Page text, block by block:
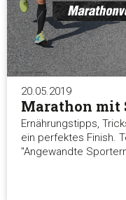
20.05.2019
Marathon mit
Ernährungstipps,
ein perfektes Finish.
"Angewandte